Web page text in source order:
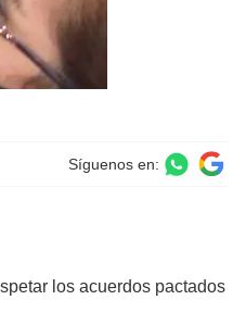
Síguenos en:
los acuerdos pactados